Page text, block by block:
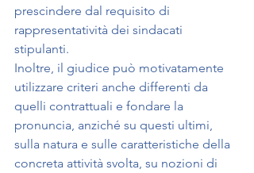
prescindere dal requisito di
rappresentatività dei sindacati
stipulanti.
Inoltre, il giudice può motivatamente
utilizzare criteri anche differenti da
quelli contrattuali e fondare la
pronuncia, anziché su questi ultimi,
sulla natura e sulle caratteristiche della
concreta attività svolta, su nozioni di